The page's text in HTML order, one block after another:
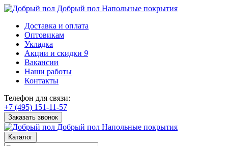
Добрый пол Напольные покрытия
Доставка и оплата
Оптовикам
Укладка
Акции и скидки 9
Вакансии
Наши работы
Контакты
Телефон для связи:
+7 (495) 151-11-57
Заказать звонок
Добрый пол Напольные покрытия
Каталог